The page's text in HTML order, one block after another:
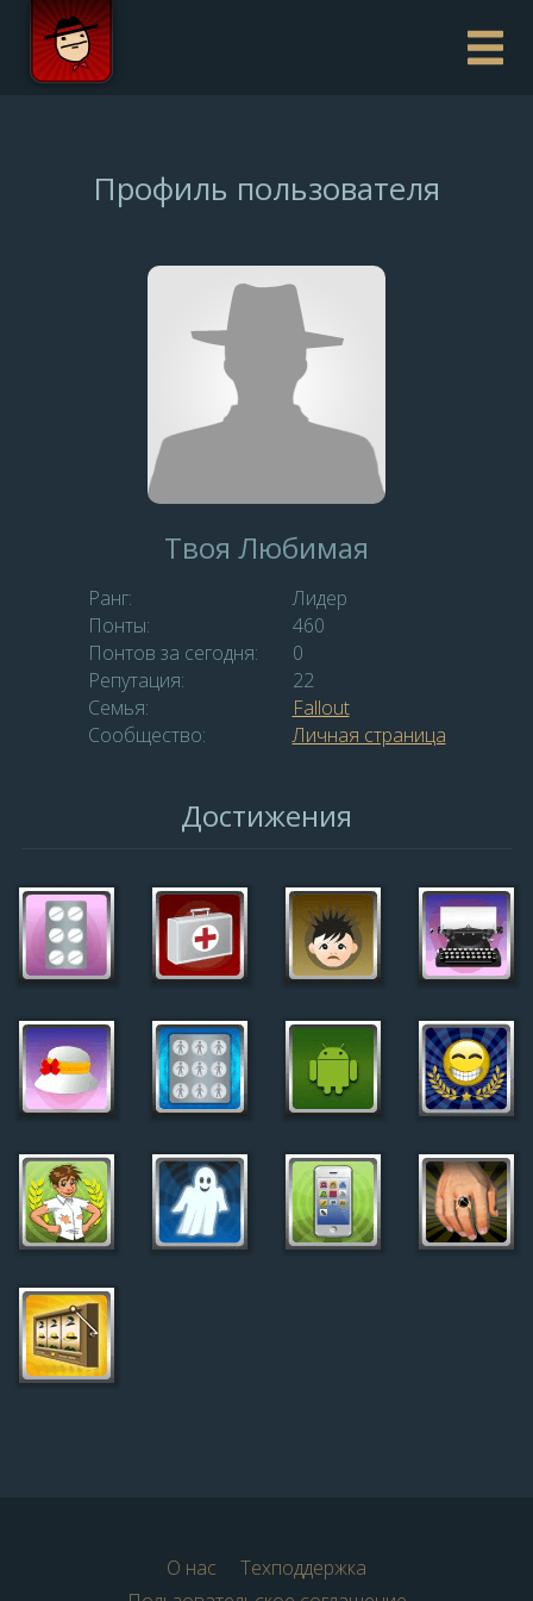
Профиль пользователя
Твоя Любимая
Ранг:
Лидер
Понты:
460
Понтов за сегодня:
0
Репутация:
22
Семья:
Fallout
Сообщество:
Личная страница
Достижения
О нас
Техподдержка